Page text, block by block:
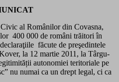
al Românilor din Covasna,
400 000 de români trăitori în
făcute de preşedintele
la 12 martie 2011, la Târgu-
autonomiei teritoriale pe
nu numai ca un drept legal, ci ca